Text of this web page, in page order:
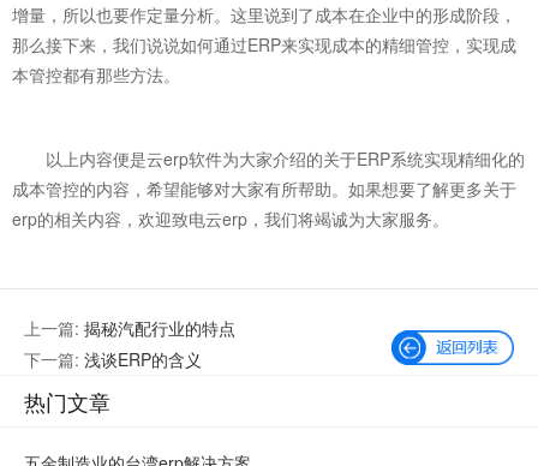
增量，所以也要作定量分析。这里说到了成本在企业中的形成阶段，
那么接下来，我们说说如何通过ERP来实现成本的精细管控，实现成
本管控都有那些方法。
以上内容便是云erp软件为大家介绍的关于ERP系统实现精细化的
成本管控的内容，希望能够对大家有所帮助。如果想要了解更多关于
erp的相关内容，欢迎致电云erp，我们将竭诚为大家服务。
上一篇: 揭秘汽配行业的特点
下一篇: 浅谈ERP的含义
热门文章